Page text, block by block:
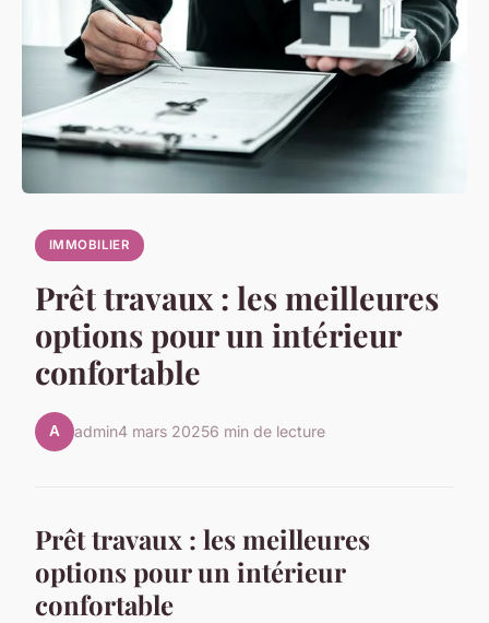
IMMOBILIER
Prêt travaux : les meilleures
options pour un intérieur
confortable
A admin4 mars 20256 min de lecture
Prêt travaux : les meilleures
options pour un intérieur
confortable